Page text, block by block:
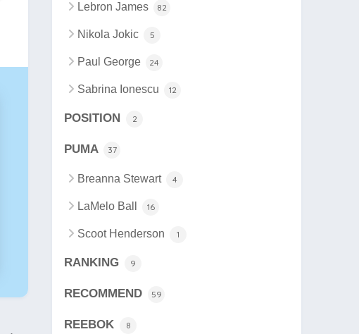
Lebron James 82
Nikola Jokic 5
Paul George 24
Sabrina Ionescu 12
POSITION 2
PUMA 37
Breanna Stewart 4
LaMelo Ball 16
Scoot Henderson 1
RANKING 9
RECOMMEND 59
REEBOK 8